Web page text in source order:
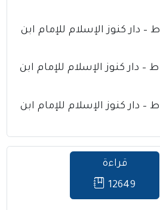
كتاب المغني ج15 ط – دار كنوز الإسلام للإمام ابن
كتاب المغني ج14 ط – دار كنوز الإسلام للإمام ابن
كتاب المغني ج13 ط – دار كنوز الإسلام للإمام ابن
قراءة
12649